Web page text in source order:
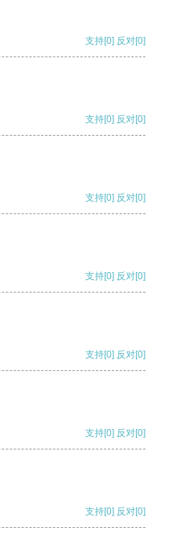
支持[0] 反对[0]
支持[0] 反对[0]
支持[0] 反对[0]
支持[0] 反对[0]
支持[0] 反对[0]
支持[0] 反对[0]
支持[0] 反对[0]